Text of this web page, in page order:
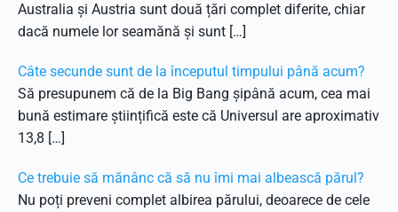
Australia și Austria sunt două țări complet diferite, chiar
dacă numele lor seamănă și sunt […]
Câte secunde sunt de la începutul timpului până acum?
Să presupunem că de la Big Bang șipână acum, cea mai
bună estimare științifică este că Universul are aproximativ
13,8 […]
Ce trebuie să mănânc că să nu îmi mai albească părul?
Nu poți preveni complet albirea părului, deoarece de cele